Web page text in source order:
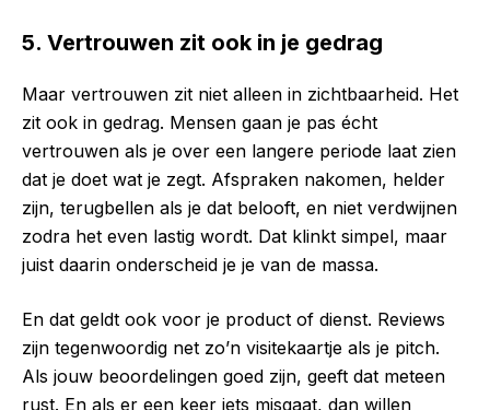
5. Vertrouwen zit ook in je gedrag
Maar vertrouwen zit niet alleen in zichtbaarheid. Het
zit ook in gedrag. Mensen gaan je pas écht
vertrouwen als je over een langere periode laat zien
dat je doet wat je zegt. Afspraken nakomen, helder
zijn, terugbellen als je dat belooft, en niet verdwijnen
zodra het even lastig wordt. Dat klinkt simpel, maar
juist daarin onderscheid je je van de massa.
En dat geldt ook voor je product of dienst. Reviews
zijn tegenwoordig net zo’n visitekaartje als je pitch.
Als jouw beoordelingen goed zijn, geeft dat meteen
rust. En als er een keer iets misgaat, dan willen